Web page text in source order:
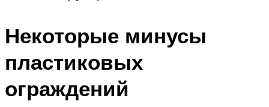
Некоторые минусы
пластиковых
ограждений